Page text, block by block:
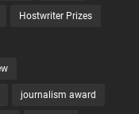
Hostwriter Prizes
journalism award